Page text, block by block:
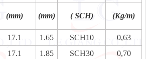
(mm) (mm) ( SCH) (Kg/m)
17.1 1.65 SCH10
0,63
17.1 1.85 SCH30
0,70